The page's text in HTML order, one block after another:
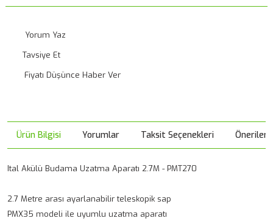
Yorum Yaz
Tavsiye Et
Fiyatı Düşünce Haber Ver
Ürün Bilgisi Yorumlar Taksit Seçenekleri
Ital Akülü Budama Uzatma Aparatı 2.7M - PMT270
2.7 Metre arası ayarlanabilir teleskopik sap
PMX35 modeli ile uyumlu uzatma aparatı